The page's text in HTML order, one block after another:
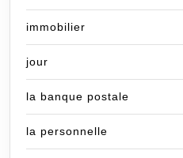
immobilier
jour
la banque postale
la personnelle